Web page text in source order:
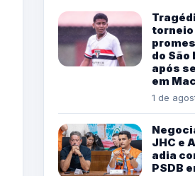
do São
após
em
1 de
JHC e
adia
PSDB